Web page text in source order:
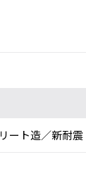
ート造／新耐震